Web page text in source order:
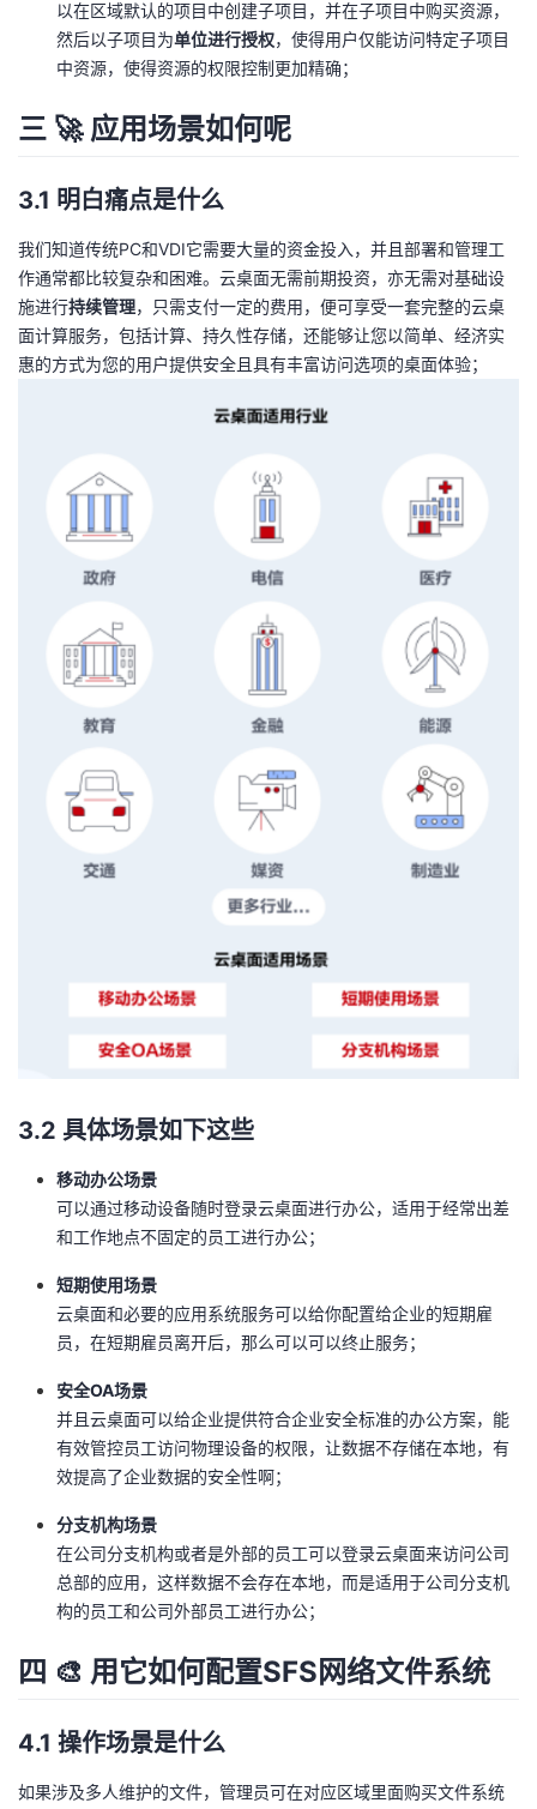
以在区域默认的项目中创建子项目，并在子项目中购买资源，
然后以子项目为单位进行授权，使得用户仅能访问特定子项目
中资源，使得资源的权限控制更加精确；
三 🚀 应用场景如何呢
3.1 明白痛点是什么
我们知道传统PC和VDI它需要大量的资金投入，并且部署和管理工
作通常都比较复杂和困难。云桌面无需前期投资，亦无需对基础设
施进行持续管理，只需支付一定的费用，便可享受一套完整的云桌
面计算服务，包括计算、持久性存储，还能够让您以简单、经济实
惠的方式为您的用户提供安全且具有丰富访问选项的桌面体验；
3.2 具体场景如下这些
移动办公场景
可以通过移动设备随时登录云桌面进行办公，适用于经常出差
和工作地点不固定的员工进行办公；
短期使用场景
云桌面和必要的应用系统服务可以给你配置给企业的短期雇
员，在短期雇员离开后，那么可以可以终止服务；
安全OA场景
并且云桌面可以给企业提供符合企业安全标准的办公方案，能
有效管控员工访问物理设备的权限，让数据不存储在本地，有
效提高了企业数据的安全性啊；
分支机构场景
在公司分支机构或者是外部的员工可以登录云桌面来访问公司
总部的应用，这样数据不会存在本地，而是适用于公司分支机
构的员工和公司外部员工进行办公；
四 🎨 用它如何配置SFS网络文件系统
4.1 操作场景是什么
如果涉及多人维护的文件，管理员可在对应区域里面购买文件系统